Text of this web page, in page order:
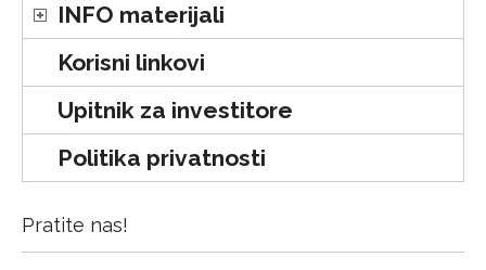
INFO materijali
Korisni linkovi
Upitnik za investitore
Politika privatnosti
Pratite nas!